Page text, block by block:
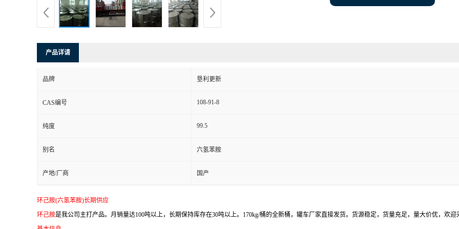
产品详请
品牌 垦利更新
CAS编号 108-91-8
纯度 99.5
别名 六氢苯胺
产地/厂商 国产
环己胺(六氢苯胺)长期供应
环己胺是我公司主打产品。月销量达100吨以上，长期保持库存在30吨以上。170kg/桶的全新桶，罐车厂家直接发货。货源稳定，货量充足，量大价优，欢迎